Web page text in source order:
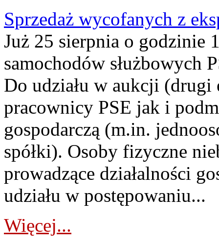
Sprzedaż wycofanych z
Już 25 sierpnia o godzinie
samochodów służbowych
Do udziału w aukcji (drugi
pracownicy PSE jak i
gospodarczą (m.in.
spółki). Osoby fizyczne
prowadzące działalności
udziału w postępowaniu...
Więcej...